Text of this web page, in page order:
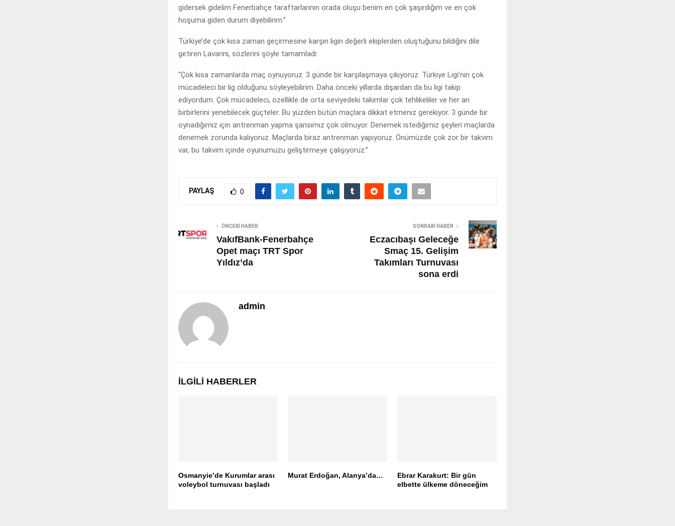
gidersek gidelim Fenerbahçe taraftarlarının orada oluşu benim en çok şaşırdığım ve en çok
hoşuma giden durum diyebilirim.”
Türkiye’de çok kısa zaman geçirmesine karşın ligin değerli ekiplerden oluştuğunu bildiğini dile
getiren Lavarini, sözlerini şöyle tamamladı:
“Çok kısa zamanlarda maç oynuyoruz. 3 günde bir karşılaşmaya çıkıyoruz. Türkiye Ligi’nin çok
mücadeleci bir lig olduğunu söyleyebilirim. Daha önceki yıllarda dışardan da bu ligi takip
ediyordum. Çok mücadeleci, özellikle de orta seviyedeki takımlar çok tehlikeliler ve her an
birbirlerini yenebilecek güçteler. Bu yüzden bütün maçlara dikkat etmeniz gerekiyor. 3 günde bir
oynadığımız için antrenman yapma şansımız çok olmuyor. Denemek istediğimiz şeyleri maçlarda
denemek zorunda kalıyoruz. Maçlarda biraz antrenman yapıyoruz. Önümüzde çok zor bir takvim
var, bu takvim içinde oyunumuzu geliştirmeye çalışıyoruz.”
PAYLAŞ 0
ÖNCEKI HABER
VakıfBank-Fenerbahçe
Opet maçı TRT Spor
Yıldız’da
SONRAKI HABER
Eczacıbaşı Geleceğe
Smaç 15. Gelişim
Takımları Turnuvası
sona erdi
admin
İLGILI HABERLER
Osmanyie’de Kurumlar arası
voleybol turnuvası başladı
Murat Erdoğan, Alanya’da…
Ebrar Karakurt: Bir gün
elbette ülkeme döneceğim